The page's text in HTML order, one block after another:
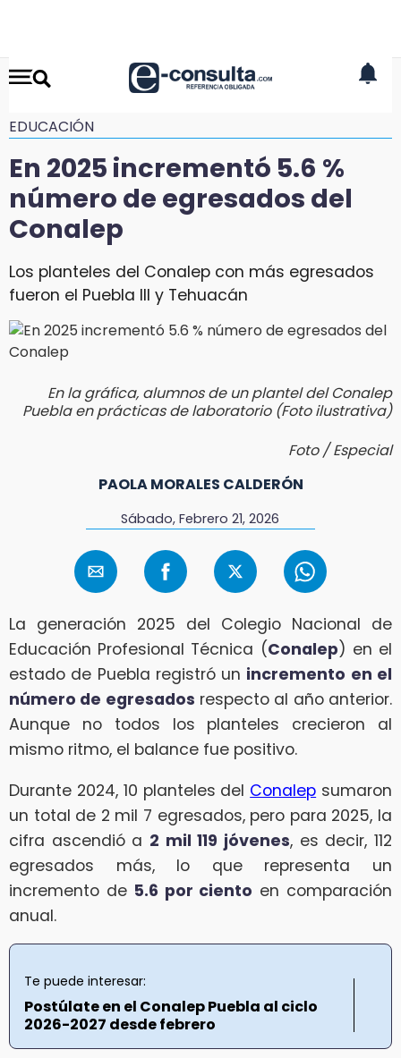
EDUCACIÓN
En 2025 incrementó 5.6 %
número de egresados del
Conalep
Los planteles del Conalep con más egresados
fueron el Puebla III y Tehuacán
En la gráfica, alumnos de un plantel del Conalep
Puebla en prácticas de laboratorio (Foto ilustrativa)
Foto / Especial
PAOLA MORALES CALDERÓN
Sábado, Febrero 21, 2026
La generación 2025 del Colegio Nacional de
Educación Profesional Técnica (Conalep) en el
estado de Puebla registró un incremento en el
número de egresados respecto al año anterior.
Aunque no todos los planteles crecieron al
mismo ritmo, el balance fue positivo.
Durante 2024, 10 planteles del Conalep sumaron
un total de 2 mil 7 egresados, pero para 2025, la
cifra ascendió a 2 mil 119 jóvenes, es decir, 112
egresados más, lo que representa un
incremento de 5.6 por ciento en comparación
anual.
Te puede interesar:
Postúlate en el Conalep Puebla al ciclo
2026-2027 desde febrero